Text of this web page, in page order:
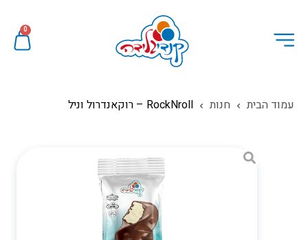
0
עמוד הבית חנות RockNroll – רוקאנדרול וניל